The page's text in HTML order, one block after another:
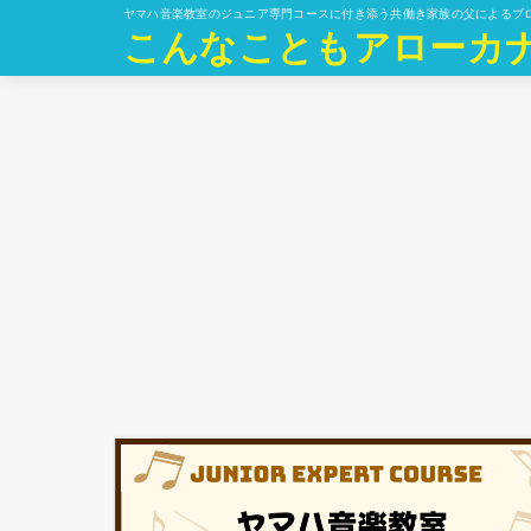
ヤマハ音楽教室のジュニア専門コースに付き添う共働き家族の父によるブ
こんなこともアローカ